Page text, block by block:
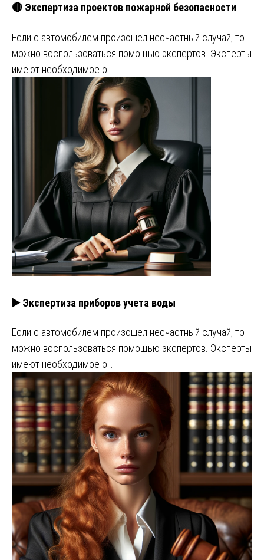
🔴 Экспертиза проектов пожарной безопасности
Если с автомобилем произошел несчастный случай, то
можно воспользоваться помощью экспертов. Эксперты
имеют необходимое о…
▶️ Экспертиза приборов учета воды
Если с автомобилем произошел несчастный случай, то
можно воспользоваться помощью экспертов. Эксперты
имеют необходимое о…